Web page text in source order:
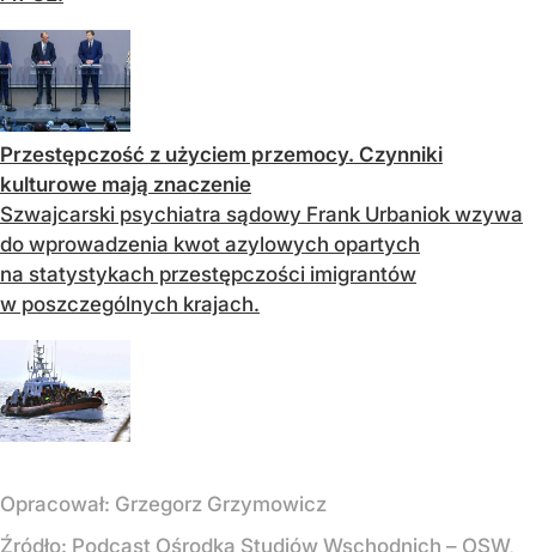
Przestępczość z użyciem przemocy. Czynniki
kulturowe mają znaczenie
Szwajcarski psychiatra sądowy Frank Urbaniok wzywa
do wprowadzenia kwot azylowych opartych
na statystykach przestępczości imigrantów
w poszczególnych krajach.
Opracował: Grzegorz Grzymowicz
Źródło: Podcast Ośrodka Studiów Wschodnich – OSW,